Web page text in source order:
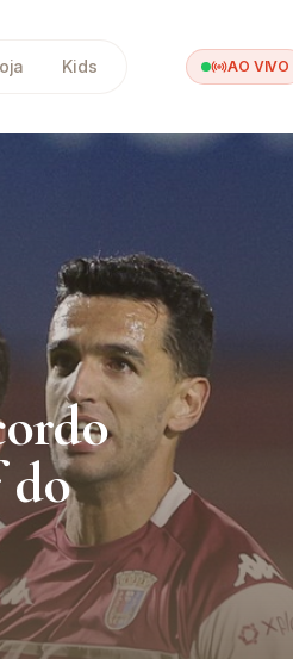
Kids AO VIVO
do